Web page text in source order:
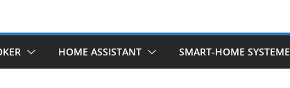
HOME ASSISTANT SMART-HOME SYSTEME